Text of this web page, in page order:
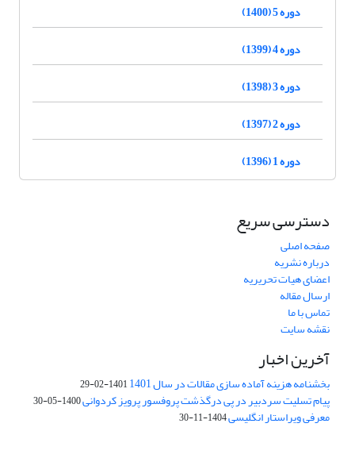
دوره 5 (1400)
دوره 4 (1399)
دوره 3 (1398)
دوره 2 (1397)
دوره 1 (1396)
دسترسی سریع
صفحه اصلی
درباره نشریه
اعضای هیات تحریریه
ارسال مقاله
تماس با ما
نقشه سایت
آخرین اخبار
بخشنامه هزینه آماده سازی مقالات در سال 1401 1401-02-29
پیام تسلیت سردبیر در پی درگذشت پروفسور پرویز کردوانی1400-05-30
معرفی ویراستار انگلیسی1404-11-30